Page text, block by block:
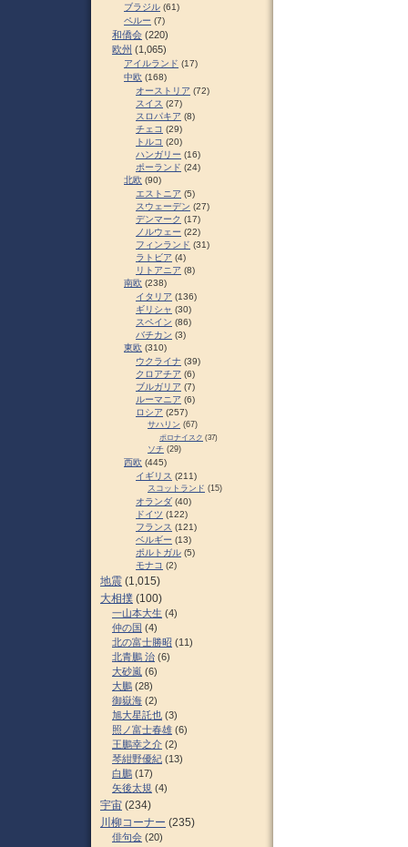
ブラジル (61)
ペルー (7)
和僑会 (220)
欧州 (1,065)
アイルランド (17)
中欧 (168)
オーストリア (72)
スイス (27)
スロパキア (8)
チェコ (29)
トルコ (20)
ハンガリー (16)
ポーランド (24)
北欧 (90)
エストニア (5)
スウェーデン (27)
デンマーク (17)
ノルウェー (22)
フィンランド (31)
ラトビア (4)
リトアニア (8)
南欧 (238)
イタリア (136)
ギリシャ (30)
スペイン (86)
バチカン (3)
東欧 (310)
ウクライナ (39)
クロアチア (6)
ブルガリア (7)
ルーマニア (6)
ロシア (257)
サハリン (67)
ポロナイスク (37)
ソチ (29)
西欧 (445)
イギリス (211)
スコットランド (15)
オランダ (40)
ドイツ (122)
フランス (121)
ベルギー (13)
ポルトガル (5)
モナコ (2)
地震 (1,015)
大相撲 (100)
一山本大生 (4)
仲の国 (4)
北の富士勝昭 (11)
北青鵬 治 (6)
大砂嵐 (6)
大鵬 (28)
御嶽海 (2)
旭大星託也 (3)
照ノ富士春雄 (6)
王鵬幸之介 (2)
琴紺野優紀 (13)
白鵬 (17)
矢後太規 (4)
宇宙 (234)
川柳コーナー (235)
俳句会 (20)